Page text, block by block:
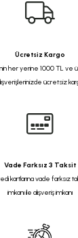
Ücretsiz Kargo
her yerine 1000 TL ve
ücretsiz
Vade Farksız 3 Taksit
kartlarına vade farksız
imkanı ile alışveriş imkanı